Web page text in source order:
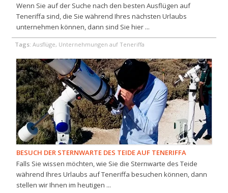
Wenn Sie auf der Suche nach den besten Ausflügen auf
Teneriffa sind, die Sie während Ihres nächsten Urlaubs
unternehmen können, dann sind Sie hier ...
Tags: Ausflüge, Unternehmungen auf Teneriffa
BESUCH DER STERNWARTE DES TEIDE AUF TENERIFFA
Falls Sie wissen möchten, wie Sie die Sternwarte des Teide
während Ihres Urlaubs auf Teneriffa besuchen können, dann
stellen wir Ihnen im heutigen ...